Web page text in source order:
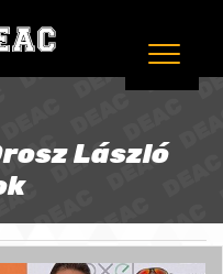
László